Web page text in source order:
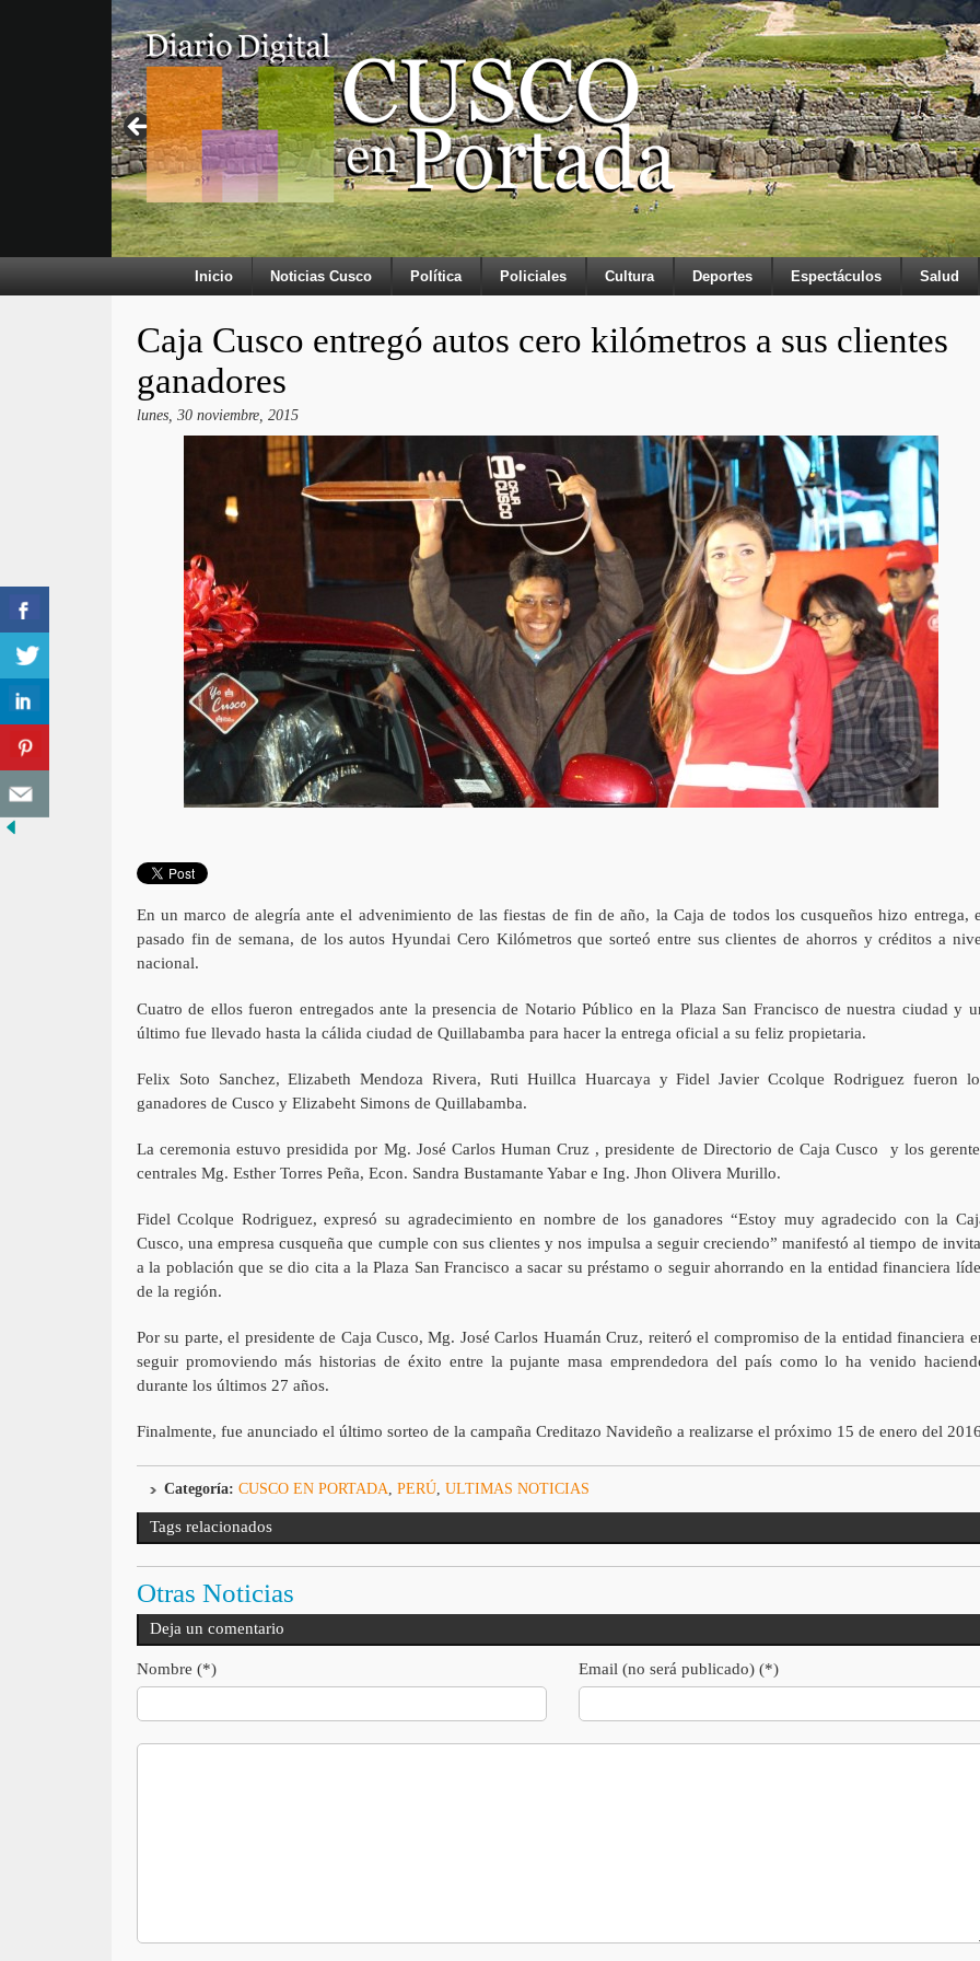
Inicio Noticias Cusco Política Policiales Cultura Deportes Espectáculos Salud
Caja Cusco entregó autos cero kilómetros a sus clientes
ganadores
lunes, 30 noviembre, 2015
En un marco de alegría ante el advenimiento de las fiestas de fin de año, la Caja de todos los cusqueños hizo entrega,
pasado fin de semana, de los autos Hyundai Cero Kilómetros que sorteó entre sus clientes de ahorros y créditos a
nacional.
Cuatro de ellos fueron entregados ante la presencia de Notario Público en la Plaza San Francisco de nuestra ciudad y
último fue llevado hasta la cálida ciudad de Quillabamba para hacer la entrega oficial a su feliz propietaria.
Felix Soto Sanchez, Elizabeth Mendoza Rivera, Ruti Huillca Huarcaya y Fidel Javier Ccolque Rodriguez fueron
ganadores de Cusco y Elizabeht Simons de Quillabamba.
La ceremonia estuvo presidida por Mg. José Carlos Human Cruz , presidente de Directorio de Caja Cusco y los
centrales Mg. Esther Torres Peña, Econ. Sandra Bustamante Yabar e Ing. Jhon Olivera Murillo.
Fidel Ccolque Rodriguez, expresó su agradecimiento en nombre de los ganadores “Estoy muy agradecido con la
Cusco, una empresa cusqueña que cumple con sus clientes y nos impulsa a seguir creciendo” manifestó al tiempo de
a la población que se dio cita a la Plaza San Francisco a sacar su préstamo o seguir ahorrando en la entidad financiera
de la región.
Por su parte, el presidente de Caja Cusco, Mg. José Carlos Huamán Cruz, reiteró el compromiso de la entidad financiera
seguir promoviendo más historias de éxito entre la pujante masa emprendedora del país como lo ha venido
durante los últimos 27 años.
Finalmente, fue anunciado el último sorteo de la campaña Creditazo Navideño a realizarse el próximo 15 de enero del
Categoría: CUSCO EN PORTADA PERÚ, ULTIMAS NOTICIAS
Tags relacionados
Otras Noticias
Deja un comentario
Nombre (*) Email (no será publicado) (*)